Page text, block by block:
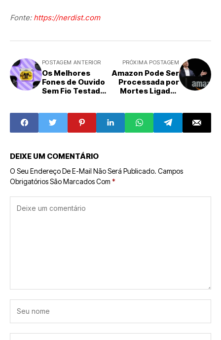
Fonte: https://nerdist.com
POSTAGEM ANTERIOR
Os Melhores
Fones de Ouvido
Sem Fio Testados
sua Escolha
PRÓXIMA POSTAGEM
Amazon Pode Ser
Processada por
Mortes Ligadas
Caso
DEIXE UM COMENTÁRIO
O Seu Endereço De E-Mail Não Será Publicado. Campos
Obrigatórios São Marcados Com *